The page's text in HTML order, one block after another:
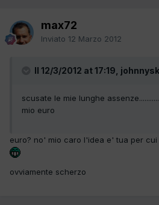
max72
Inviato 12 Marzo 2012
Il 12/3/2012 at 17:19,
scusate le mie lunghe
mio euro
euro? no' mio caro l'idea e' tua per
ovviamente scherzo